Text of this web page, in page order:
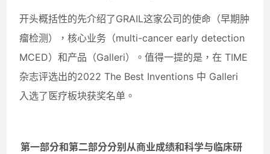
开头概括性的先介绍了GRAIL这家公司的使命（早期肿
瘤检测），核心业务（multi-cancer early detection
MCED）和产品（Galleri）。值得一提的是，在 TIME
杂志评选出的2022 The Best Inventions 中 Galleri
入选了医疗板块获奖名单。
第一部分和第二部分分别从商业成绩和科学与临床研